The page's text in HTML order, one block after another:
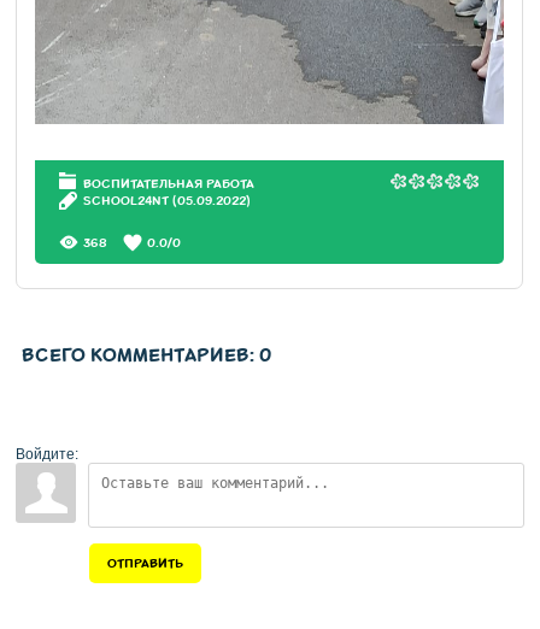
ВОСПИТАТЕЛЬНАЯ РАБОТА
SCHOOL24NT (05.09.2022)
368 0.0/0
ВСЕГО КОММЕНТАРИЕВ:0
Войдите:
ОТПРАВИТЬ